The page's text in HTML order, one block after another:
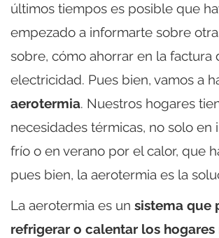
últimos tiempos es posible que
empezado a informarte sobre
sobre, cómo ahorrar en la factura
electricidad. Pues bien, vamos a
aerotermia. Nuestros hogares
necesidades térmicas, no solo en
frío o en verano por el calor, que
pues bien, la aerotermia es la
La aerotermia es un sistema que
refrigerar o calentar los